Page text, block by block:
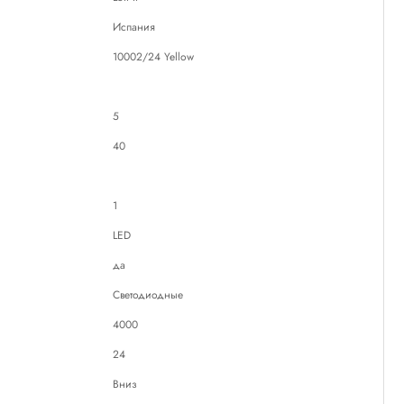
Испания
10002/24 Yellow
5
40
1
LED
да
Светодиодные
4000
24
Вниз